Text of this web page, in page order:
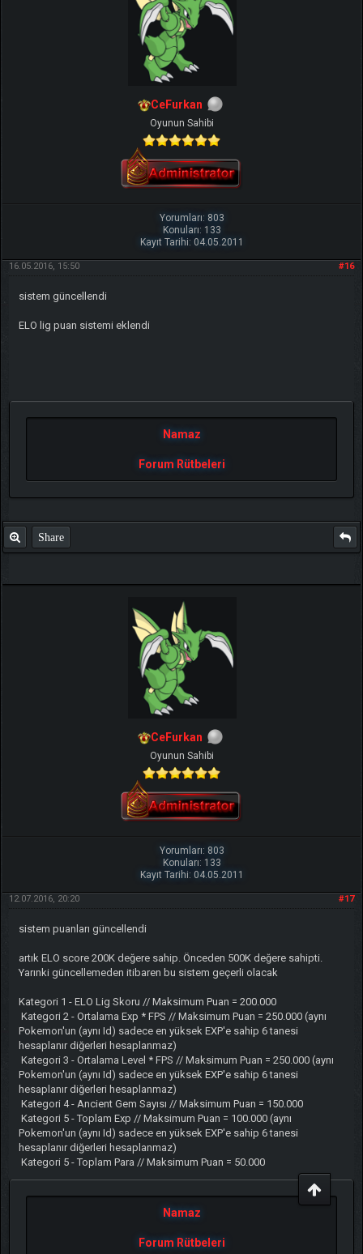
CeFurkan
Oyunun Sahibi
Yorumları: 803
Konuları: 133
Kayıt Tarihi: 04.05.2011
#16
16.05.2016, 15:50
sistem güncellendi
ELO lig puan sistemi eklendi
Namaz
Forum Rütbeleri
Share
CeFurkan
Oyunun Sahibi
Yorumları: 803
Konuları: 133
Kayıt Tarihi: 04.05.2011
#17
12.07.2016, 20:20
sistem puanları güncellendi
artık ELO score 200K değere sahip. Önceden 500K değere sahipti.
Yarınki güncellemeden itibaren bu sistem geçerli olacak
Kategori 1 - ELO Lig Skoru // Maksimum Puan = 200.000
Kategori 2 - Ortalama Exp * FPS // Maksimum Puan = 250.000 (aynı
Pokemon'un (aynı Id) sadece en yüksek EXP'e sahip 6 tanesi
hesaplanır diğerleri hesaplanmaz)
Kategori 3 - Ortalama Level * FPS // Maksimum Puan = 250.000 (aynı
Pokemon'un (aynı Id) sadece en yüksek EXP'e sahip 6 tanesi
hesaplanır diğerleri hesaplanmaz)
Kategori 4 - Ancient Gem Sayısı // Maksimum Puan = 150.000
Kategori 5 - Toplam Exp // Maksimum Puan = 100.000 (aynı
Pokemon'un (aynı Id) sadece en yüksek EXP'e sahip 6 tanesi
hesaplanır diğerleri hesaplanmaz)
Kategori 5 - Toplam Para // Maksimum Puan = 50.000
Namaz
Forum Rütbeleri